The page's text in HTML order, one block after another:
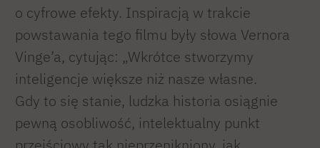
o cyfrowe efekty. Inspiracją w trakcie
powstawania tego filmu były słowa Vernora
Vinge’a, cytując: „Wkrótce stworzymy
inteligencje większe niż nasze własne.
Gdy to się stanie, ludzka historia osiągnie
pewną osobliwość, intelektualny punkt